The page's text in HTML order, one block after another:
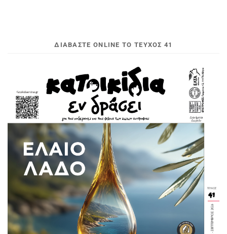
ΔΙΑΒΆΣΤΕ ONLINE ΤΟ ΤΕΎΧΟΣ 41